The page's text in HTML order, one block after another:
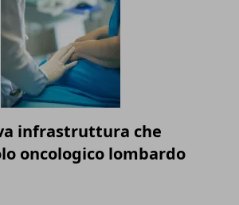
infrastruttura che
oncologico lombardo